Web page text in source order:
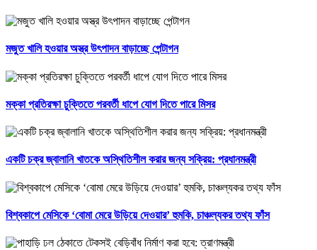
মজুত খালি হওয়ার অস্ত্র উৎপাদন বাড়াচ্ছে পেন্টাগন
মক্কা প্রতিরক্ষা চুক্তিতে পরবর্তী ধাপে যোগ দিতে পারে মিসর
একটি চক্র জ্বালানি খাতকে অস্থিতিশীল করার জন্য সক্রিয়: প্রধানমন্ত্রী
বিশ্বকাপে মেসিকে ‘বোমা মেরে উড়িয়ে দেওয়ার’ হুমকি, চাঞ্চল্যকর তথ্য ফাঁস